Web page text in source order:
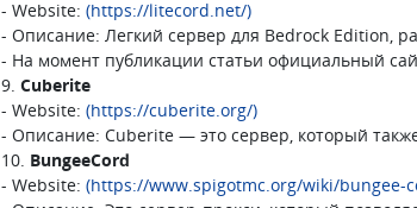
- Website: (https://litecord.net/)
- Описание: Легкий сервер для Bedrock Edition,
- На момент публикации статьи официальный
9. Cuberite
- Website: (https://cuberite.org/)
- Описание: Cuberite — это сервер, который
10. BungeeCord
- Website: (https://www.spigotmc.org/wiki/bungee-